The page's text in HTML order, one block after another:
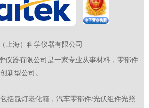
上海）科学仪器有限公司
仪器有限公司是一家专业从事材料，零部件
新型公司。
括氙灯老化箱，汽车零部件/光伏组件光照